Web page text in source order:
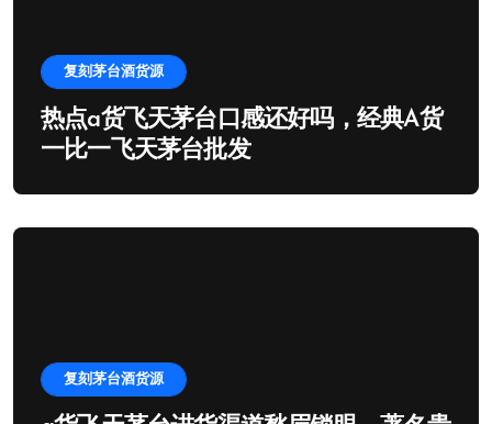
复刻茅台酒货源
热点a货飞天茅台口感还好吗，经典A货
一比一飞天茅台批发
复刻茅台酒货源